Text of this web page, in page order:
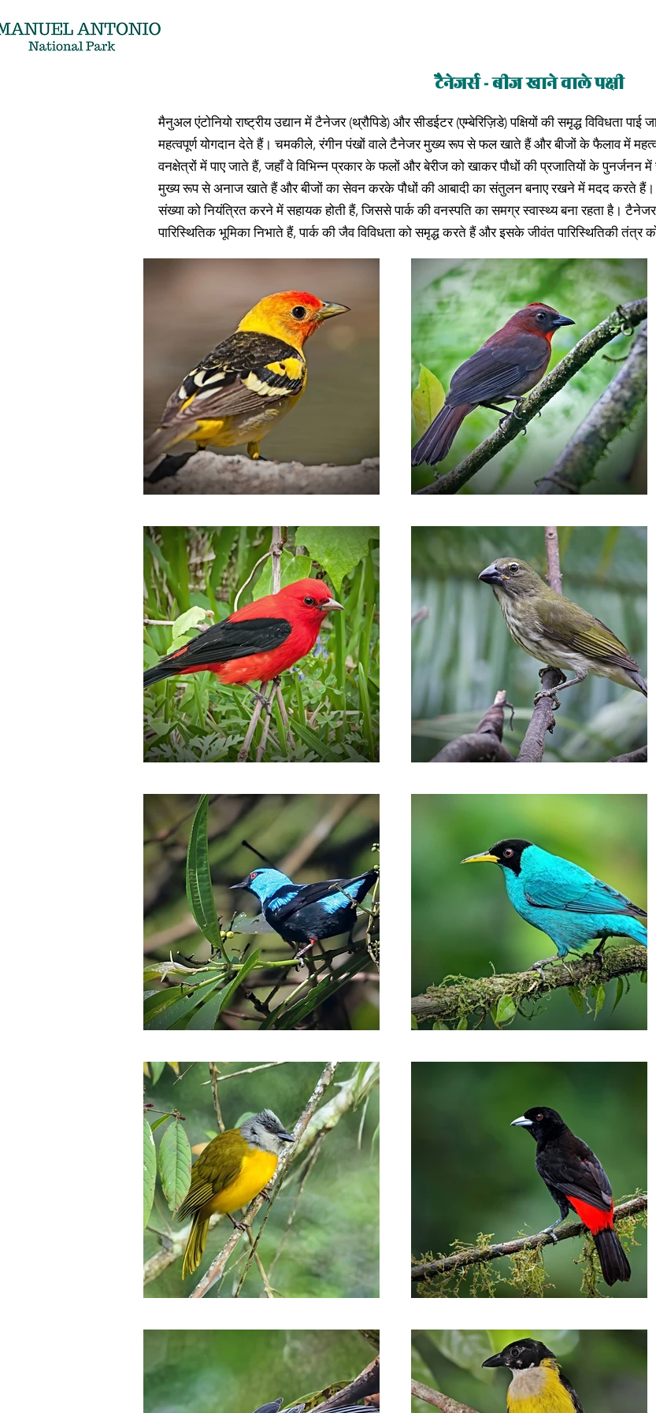
टैनेजर्स - बीज खाने वाले पक्षी
मैनुअल एंटोनियो राष्ट्रीय उद्यान में टैनेजर (थ्रौपिडे) और सीडईटर (एम्बेरिज़िडे) पक्षियों की समृद्ध विविधता पाई
महत्वपूर्ण योगदान देते हैं। चमकीले, रंगीन पंखों वाले टैनेजर मुख्य रूप से फल खाते हैं और बीजों के फैलाव में
वनक्षेत्रों में पाए जाते हैं, जहाँ वे विभिन्न प्रकार के फलों और बेरीज को खाकर पौधों की प्रजातियों के
मुख्य रूप से अनाज खाते हैं और बीजों का सेवन करके पौधों की आबादी का संतुलन बनाए रखने में मदद करते
संख्या को नियंत्रित करने में सहायक होती हैं, जिससे पार्क की वनस्पति का समग्र स्वास्थ्य बना रहता है।
पारिस्थितिक भूमिका निभाते हैं, पार्क की जैव विविधता को समृद्ध करते हैं और इसके जीवंत पारिस्थितिकी